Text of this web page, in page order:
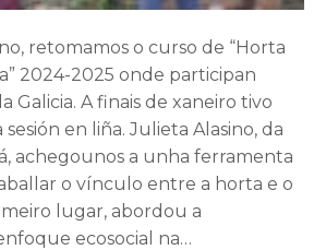
retomamos o curso de “Horta
2024-2025 onde participan
Galicia. A finais de xaneiro tivo
en liña. Julieta Alasino, da
achegounos a unha ferramenta
o vínculo entre a horta e o
lugar, abordou a
ecosocial na…